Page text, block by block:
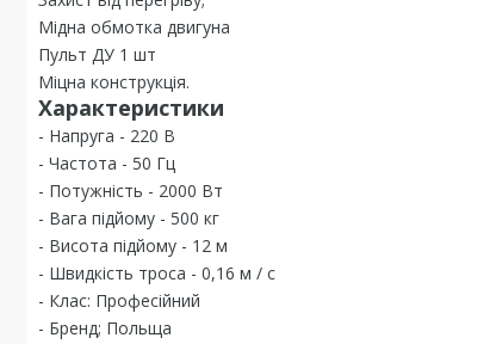
Мідна обмотка двигуна
Пульт ДУ 1 шт
Міцна конструкція.
Характеристики
- Напруга - 220 В
- Частота - 50 Гц
- Потужність - 2000 Вт
- Вага підйому - 500 кг
- Висота підйому - 12 м
- Швидкість троса - 0,16 м / с
- Клас: Професійний
- Бренд; Польща